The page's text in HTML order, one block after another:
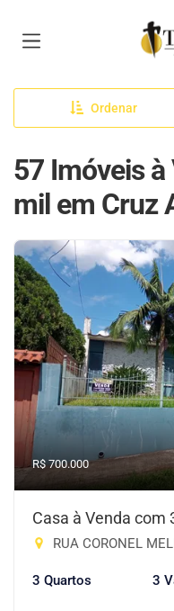
Ordenar
57 Imóveis à
mil em Cruz
R$ 700.000
Casa à Venda com
RUA CORONEL
3 Quartos 3